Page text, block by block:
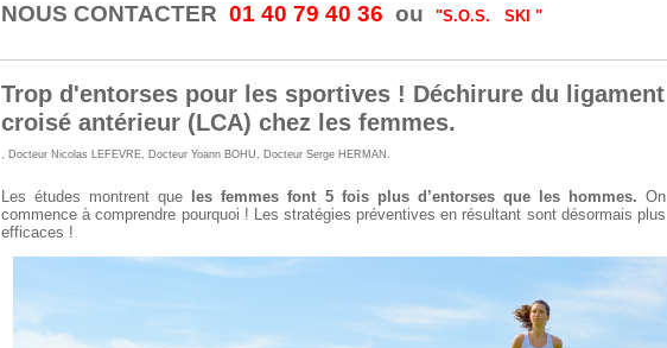
NOUS CONTACTER 01 40 79 40 36 ou "S.O.S. SKI "
Trop d'entorses pour les sportives ! Déchirure du ligament
croisé antérieur (LCA) chez les femmes.
, Docteur Nicolas LEFEVRE, Docteur Yoann BOHU, Docteur Serge HERMAN .
Les études montrent que les femmes font 5 fois plus d’entorses que les hommes. On
commence à comprendre pourquoi ! Les stratégies préventives en résultant sont désormais plus
efficaces !